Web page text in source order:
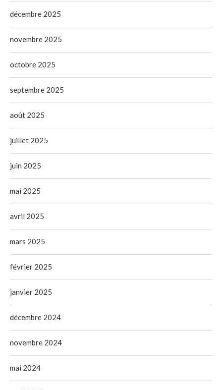
décembre 2025
novembre 2025
octobre 2025
septembre 2025
août 2025
juillet 2025
juin 2025
mai 2025
avril 2025
mars 2025
février 2025
janvier 2025
décembre 2024
novembre 2024
mai 2024